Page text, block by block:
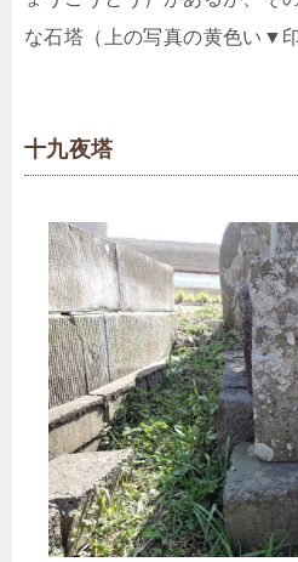
な石塔（上の写真の黄色い▼
十九夜塔